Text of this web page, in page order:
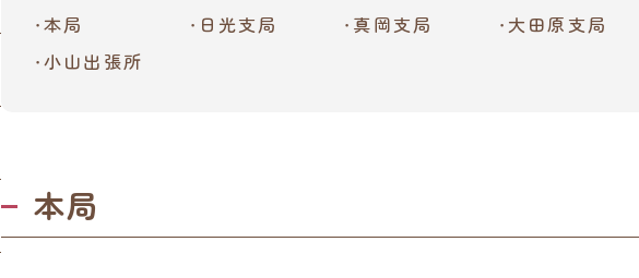
本局 日光支局 真岡支局
大田原支局
小山出張所
本局